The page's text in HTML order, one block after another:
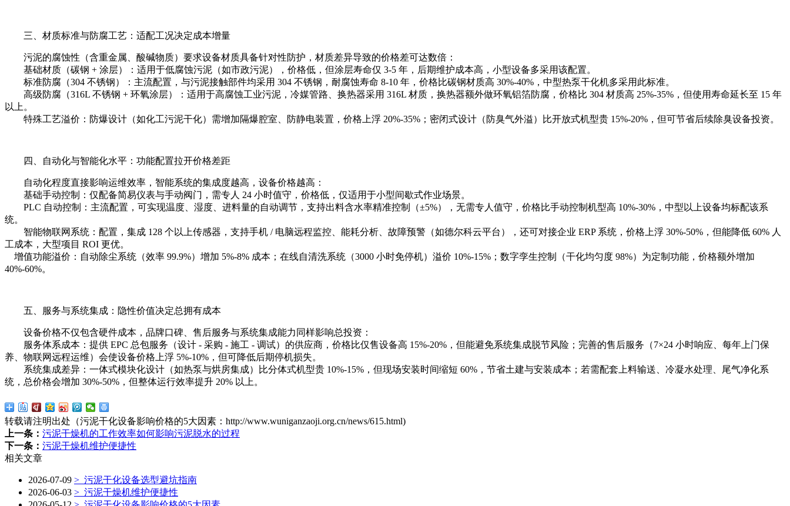
三、材质标准与防腐工艺：适配工况决定成本增量
污泥的腐蚀性（含重金属、酸碱物质）要求设备材质具备针对性防护，材质差异导致的价格差可达数倍：
基础材质（碳钢 + 涂层）：适用于低腐蚀污泥（如市政污泥），价格低，但涂层寿命仅 3-5 年，后期维护成本高，小型设备多采用该配置。
标准防腐（304 不锈钢）：主流配置，与污泥接触部件均采用 304 不锈钢，耐腐蚀寿命 8-10 年，价格比碳钢材质高 30%-40%，中型热泵干化机多采用此标准。
高级防腐（316L 不锈钢 + 环氧涂层）：适用于高腐蚀工业污泥，冷媒管路、换热器采用 316L 材质，换热器额外做环氧铝箔防腐，价格比 304 材质高 25%-35%，但使用寿命延长至 15 年
以上。
特殊工艺溢价：防爆设计（如化工污泥干化）需增加隔爆腔室、防静电装置，价格上浮 20%-35%；密闭式设计（防臭气外溢）比开放式机型贵 15%-20%，但可节省后续除臭设备投资。
四、自动化与智能化水平：功能配置拉开价格差距
自动化程度直接影响运维效率，智能系统的集成度越高，设备价格越高：
基础手动控制：仅配备简易仪表与手动阀门，需专人 24 小时值守，价格低，仅适用于小型间歇式作业场景。
PLC 自动控制：主流配置，可实现温度、湿度、进料量的自动调节，支持出料含水率精准控制（±5%），无需专人值守，价格比手动控制机型高 10%-30%，中型以上设备均标配该系
统。
智能物联网系统：配置，集成 128 个以上传感器，支持手机 / 电脑远程监控、能耗分析、故障预警（如德尔科云平台），还可对接企业 ERP 系统，价格上浮 30%-50%，但能降低 60% 人
工成本，大型项目 ROI 更优。
增值功能溢价：自动除尘系统（效率 99.9%）增加 5%-8% 成本；在线自清洗系统（3000 小时免停机）溢价 10%-15%；数字孪生控制（干化均匀度 98%）为定制功能，价格额外增加
40%-60%。
五、服务与系统集成：隐性价值决定总拥有成本
设备价格不仅包含硬件成本，品牌口碑、售后服务与系统集成能力同样影响总投资：
服务体系成本：提供 EPC 总包服务（设计 - 采购 - 施工 - 调试）的供应商，价格比仅售设备高 15%-20%，但能避免系统集成脱节风险；完善的售后服务（7×24 小时响应、每年上门保
养、物联网远程运维）会使设备价格上浮 5%-10%，但可降低后期停机损失。
系统集成差异：一体式模块化设计（如热泵与烘房集成）比分体式机型贵 10%-15%，但现场安装时间缩短 60%，节省土建与安装成本；若需配套上料输送、冷凝水处理、尾气净化系
统，总价格会增加 30%-50%，但整体运行效率提升 20% 以上。
转载请注明出处（污泥干化设备影响价格的5大因素： http://www.wuniganzaoji.org.cn/news/615.html)
上一条： 污泥干燥机的工作效率如何影响污泥脱水的过程
下一条： 污泥干燥机维护便捷性
相关文章
2026-07-09 > 污泥干化设备选型避坑指南
2026-06-03 > 污泥干燥机维护便捷性